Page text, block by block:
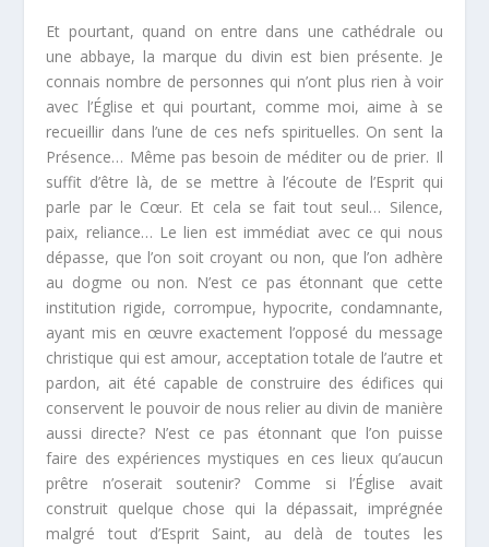
Et pourtant, quand on entre dans une cathédrale ou
une abbaye, la marque du divin est bien présente. Je
connais nombre de personnes qui n’ont plus rien à voir
avec l’Église et qui pourtant, comme moi, aime à se
recueillir dans l’une de ces nefs spirituelles. On sent la
Présence… Même pas besoin de méditer ou de prier. Il
suffit d’être là, de se mettre à l’écoute de l’Esprit qui
parle par le Cœur. Et cela se fait tout seul… Silence,
paix, reliance… Le lien est immédiat avec ce qui nous
dépasse, que l’on soit croyant ou non, que l’on adhère
au dogme ou non. N’est ce pas étonnant que cette
institution rigide, corrompue, hypocrite, condamnante,
ayant mis en œuvre exactement l’opposé du message
christique qui est amour, acceptation totale de l’autre et
pardon, ait été capable de construire des édifices qui
conservent le pouvoir de nous relier au divin de manière
aussi directe? N’est ce pas étonnant que l’on puisse
faire des expériences mystiques en ces lieux qu’aucun
prêtre n’oserait soutenir? Comme si l’Église avait
construit quelque chose qui la dépassait, imprégnée
malgré tout d’Esprit Saint, au delà de toutes les